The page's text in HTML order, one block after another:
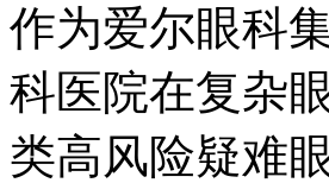
作为爱尔眼科
科医院在复杂
类高风险疑难